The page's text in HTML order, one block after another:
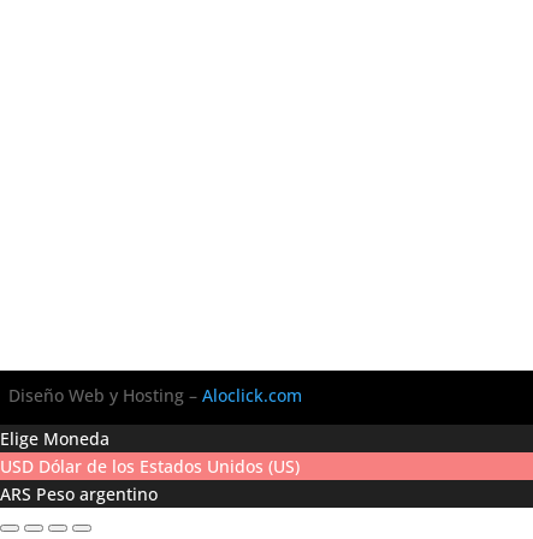
Diseño Web y Hosting – Aloclick.com
Elige Moneda
USD Dólar de los Estados Unidos (US)
ARS Peso argentino